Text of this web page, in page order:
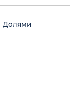
Долями